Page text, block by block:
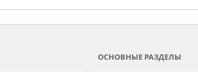
ОСНОВНЫЕ РАЗДЕЛЫ